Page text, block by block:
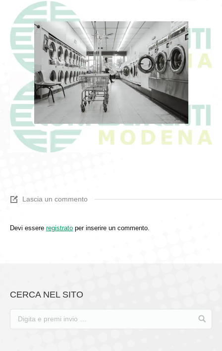
Lascia un commento
Devi essere registrato per inserire un commento.
CERCA NEL SITO